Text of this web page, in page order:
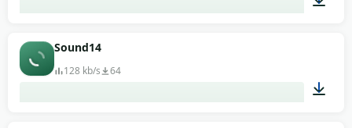
Sound14
128 kb/s 64